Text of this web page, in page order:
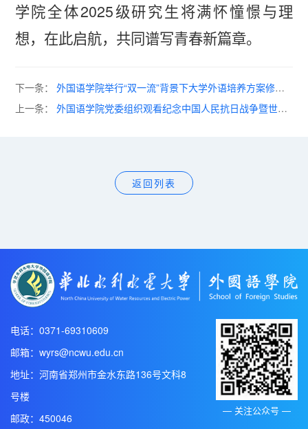
学院全体2025级研究生将满怀憧憬与理
想，在此启航，共同谱写青春新篇章。
下一条：
外国语学院举行“双一流”背景下大学外语培养方案修订
工作座谈会
上一条：
外国语学院党委组织观看纪念中国人民抗日战争暨世界
返回列表
电话：0371-69310609
邮箱：wyrs@ncwu.edu.cn
地址：河南省郑州市金水东路136号文科8
号楼
邮政：450046
— 关注公众号 —